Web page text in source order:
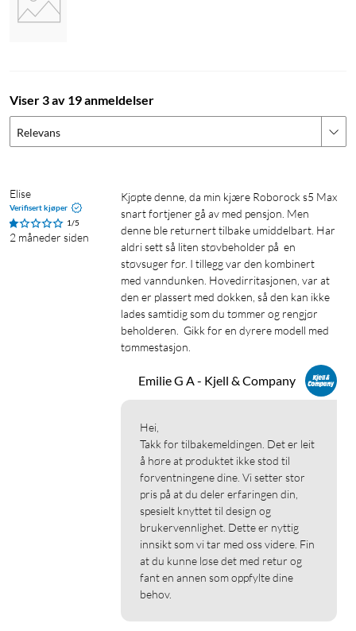
friske gulv hver gang roboten har gjort jobben.
roboten fokusere på spesielt skitne områder. Du kan justere
sugekraft, vannmengde og rengjøringsfrekvens for hvert rom
direkte på mobilen. Du kan også sende roboten tilbake til et
den automatisk der den slapp. Alt for å tilpasse rengjøringen
til din hverdag – ikke omvendt.
Spesifikasjoner
Wifi: 2,4 GHz (koble til via Roborock-appen for iOS og
Mål, robotstøvsuger: 325x325x99 mm
Vekt, robotstøvsuger: ca. 3,3 kg
Mål, ladestasjon: 160x70x101 mm
Navigering: LiDAR-navigering 360° og kartlegging (flere
Tidsinnstilling: Ja (via app)
Forbudte soner: Ja (via app)
Terskelhøyde: opptil 20 mm
Sugekraft: 10 000 Pa HyperForce
Børste: Gummibørster (antifloking)
Vannivåer for mopping: 3 nivåer
Batterikapasitet: Driftstid: opptil ca. 180 min
App: Roborock-appen for iOS og Android
Talestyring: Ja (Google Home, Alexa, Siri)
Robotstøvsuger: Roborock Q7 TF+
Viser 3 av 19 anmeldelser
Relevans
Elise
Verifisert kjøper
1/5
2 måneder siden
Kjøpte denne, da min kjære Roborock s5 Max
snart fortjener gå av med pensjon. Men
denne ble returnert tilbake umiddelbart. Har
aldri sett så liten støvbeholder på  en
støvsuger før. I tillegg var den kombinert
med vanndunken. Hovedirritasjonen, var at
den er plassert med dokken, så den kan ikke
lades samtidig som du tømmer og rengjør
beholderen.  Gikk for en dyrere modell med
tømmestasjon.
Emilie G A - Kjell & Company
Hei,
Takk for tilbakemeldingen. Det er leit
å høre at produktet ikke stod til
forventningene dine. Vi setter stor
pris på at du deler erfaringen din,
spesielt knyttet til design og
brukervennlighet. Dette er nyttig
innsikt som vi tar med oss videre. Fin
at du kunne løse det med retur og
fant en annen som oppfylte dine
behov.